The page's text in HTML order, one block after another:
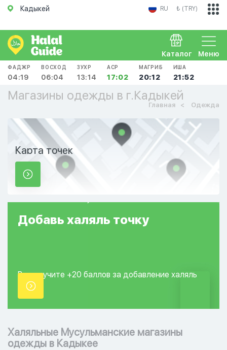
Кадыкей RU ₺ (TRY)
Меню
Каталог
ФАДЖР
04:19
ВОСХОД
06:04
ЗУХР
13:14
АСР
17:02
МАГРИБ
20:12
ИША
21:52
Магазины одежды в г.Кадыкей
Главная Одежда
Карта точек
Добавь халяль точку
Вы получите +20 баллов за добавление халяль
точки.
Халяльные Мусульманские магазины
одежды в Кадыкее